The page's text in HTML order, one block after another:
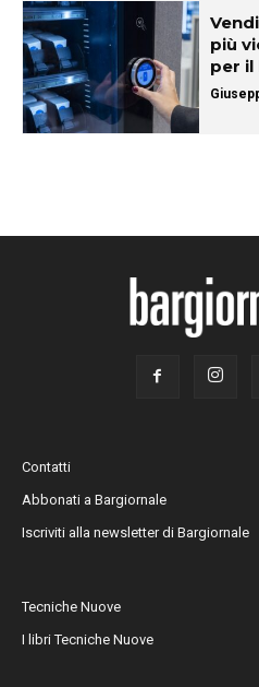
più
per
Contatti
Abbonati a Bargiornale
Iscriviti alla newsletter di Bargiornale
Tecniche Nuove
I libri Tecniche Nuove